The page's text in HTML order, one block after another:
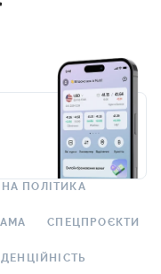
ПОЛІТИКА
СПЕЦПРОЄКТИ